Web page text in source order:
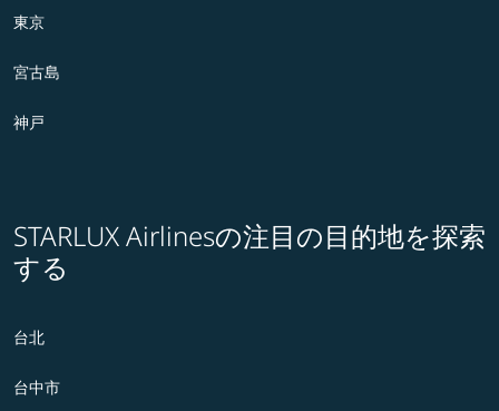
東京
宮古島
神戸
STARLUX Airlinesの注目の目的地を探索
する
台北
台中市